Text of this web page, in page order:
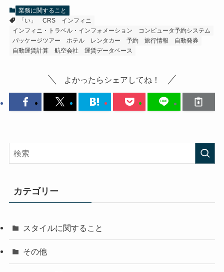
業務に関すること
「い」
CRS
インフィニ
インフィニ・トラベル・インフォメーション
コンピュータ予約システム
パッケージツアー
ホテル レンタカー 予約 旅行情報
自動発券
自動運賃計算
航空会社 運賃データベース
よかったらシェアしてね！
カテゴリー
スタイルに関すること
その他